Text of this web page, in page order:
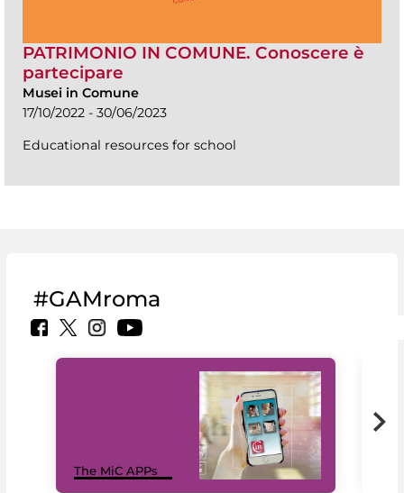
PATRIMONIO IN COMUNE. Conoscere è
partecipare
Musei in Comune
17/10/2022 - 30/06/2023
Educational resources for school
#GAMroma
The MiC APPs